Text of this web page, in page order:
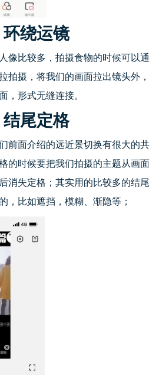
绕运镜
像比较多，拍摄食物的时候可以通
拍摄，将我们的画面拉出镜头外，
，形式无缝连接。
尾定格
前面介绍的远近景切换有很大的共
的时候要把我们拍摄的主题从画面
消失定格；其实用的比较多的结尾
，比如遮挡，模糊、渐隐等；